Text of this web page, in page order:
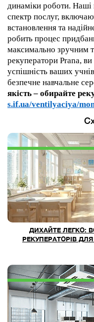
динаміки роботи. Наші
спектр послуг,
встановлення та
робить процес
максимально зручним
рекуператори Prana, ви
успішність ваших
безпечне навчальне
якість – обирайте
s.if.ua/ventilyaciya/
ДИХАЙТЕ ЛЕГКО:
РЕКУПЕРАТОРІВ